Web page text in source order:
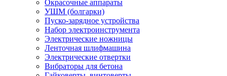
Окрасочные аппараты
УШМ (болгарки)
Пуско-зарядное устройства
Набор электроинструмента
Электрические ножницы
Ленточная шлифмашина
Электрические отвертки
Вибраторы для бетона